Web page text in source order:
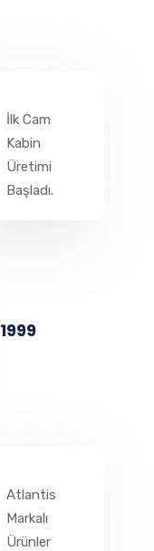
İlk Cam
Kabin
Üretimi
Başladı.
1999
Atlantis
Markalı
Ürünler